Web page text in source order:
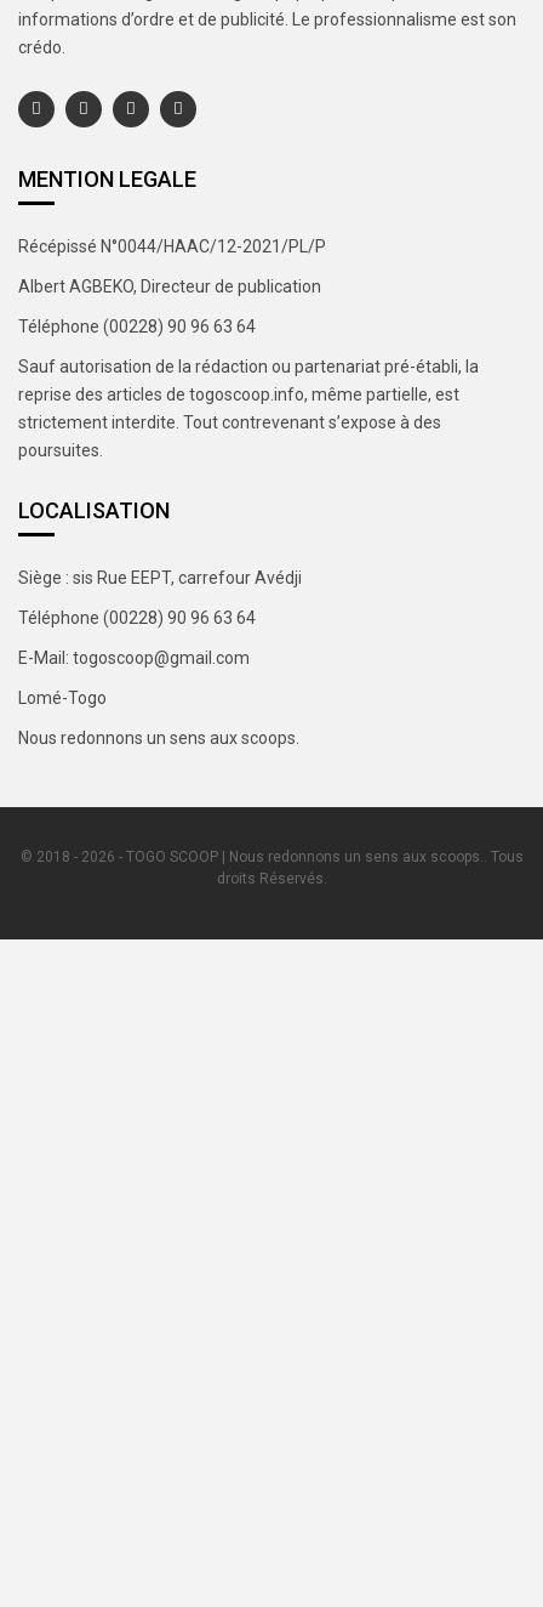
informations d’ordre et de publicité. Le professionnalisme est son
crédo.
MENTION LEGALE
Récépissé N°0044/HAAC/12-2021/PL/P
Albert AGBEKO, Directeur de publication
Téléphone (00228) 90 96 63 64
Sauf autorisation de la rédaction ou partenariat pré-établi, la
reprise des articles de togoscoop.info, même partielle, est
strictement interdite. Tout contrevenant s’expose à des
poursuites.
LOCALISATION
Siège : sis Rue EEPT, carrefour Avédji
Téléphone (00228) 90 96 63 64
E-Mail: togoscoop@gmail.com
Lomé-Togo
Nous redonnons un sens aux scoops.
© 2018 - 2026 - TOGO SCOOP | Nous redonnons un sens aux scoops.. Tous
droits Réservés.